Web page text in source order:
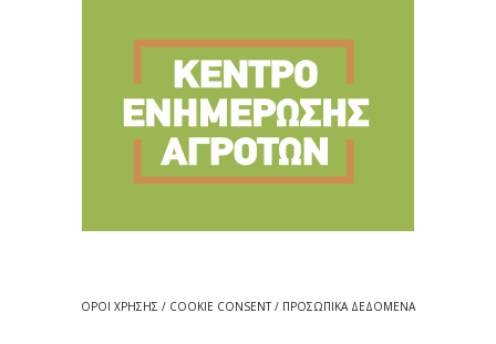
ΟΡΟΙ ΧΡΗΣΗΣ / COOKIE CONSENT / ΠΡΟΣΩΠΙΚΑ ΔΕΔΟΜΕΝΑ